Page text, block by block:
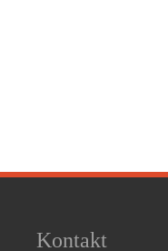
Kontakt